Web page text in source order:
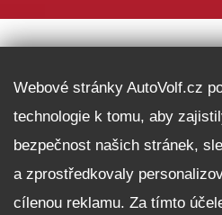
Fleet
Nabídka
Webové stránky AutoVolf.cz
technologie k tomu, aby
bezpečnost našich stránek,
a zprostředkovaly
cílenou reklamu. Za tímto